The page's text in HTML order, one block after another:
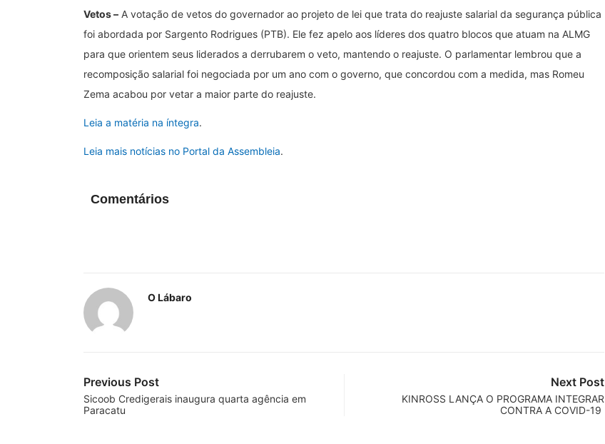
Vetos – A votação de vetos do governador ao projeto de lei que trata do reajuste salarial da segurança pública
foi abordada por Sargento Rodrigues (PTB). Ele fez apelo aos líderes dos quatro blocos que atuam na ALMG
para que orientem seus liderados a derrubarem o veto, mantendo o reajuste. O parlamentar lembrou que a
recomposição salarial foi negociada por um ano com o governo, que concordou com a medida, mas Romeu
Zema acabou por vetar a maior parte do reajuste.
Leia a matéria na íntegra.
Leia mais notícias no Portal da Assembleia.
Comentários
O Lábaro
Previous Post
Sicoob Credigerais inaugura quarta agência em
Paracatu
Next Post
KINROSS LANÇA O PROGRAMA INTEGRAR
CONTRA A COVID-19